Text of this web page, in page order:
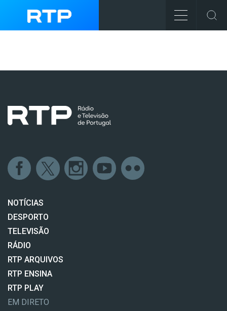
NOTÍCIAS
DESPORTO
TELEVISÃO
RÁDIO
RTP ARQUIVOS
RTP ENSINA
RTP PLAY
EM DIRETO